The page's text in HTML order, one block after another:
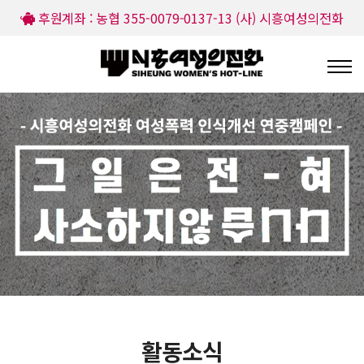
후원계좌 : 농협 355-0079-0137-13 (사) 시흥여성의전화
활동소식